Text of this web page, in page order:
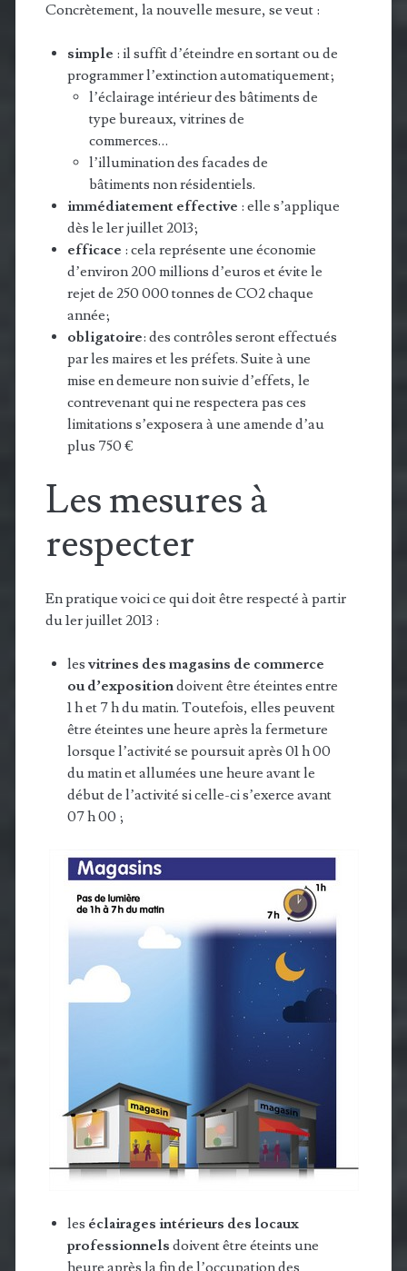
Concrètement, la nouvelle mesure, se veut :
simple : il suffit d’éteindre en sortant ou de
programmer l’extinction automatiquement;
l’éclairage intérieur des bâtiments de
type bureaux, vitrines de
commerces…
l’illumination des facades de
bâtiments non résidentiels.
immédiatement effective : elle s’applique
dès le 1er juillet 2013;
efficace : cela représente une économie
d’environ 200 millions d’euros et évite le
rejet de 250 000 tonnes de CO2 chaque
année;
obligatoire: des contrôles seront effectués
par les maires et les préfets. Suite à une
mise en demeure non suivie d’effets, le
contrevenant qui ne respectera pas ces
limitations s’exposera à une amende d’au
plus 750 €
Les mesures à
respecter
En pratique voici ce qui doit être respecté à partir
du 1er juillet 2013 :
les vitrines des magasins de commerce
ou d’expositiondoivent être éteintes entre
1 h et 7 h du matin. Toutefois, elles peuvent
être éteintes une heure après la fermeture
lorsque l’activité se poursuit après 01 h 00
du matin et allumées une heure avant le
début de l’activité si celle-ci s’exerce avant
07 h 00 ;
les éclairages intérieurs des locaux
professionnels doivent être éteints une